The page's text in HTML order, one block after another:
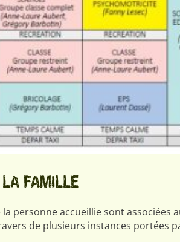
FAMILLE
personne accueillie sont associées
de plusieurs instances portées